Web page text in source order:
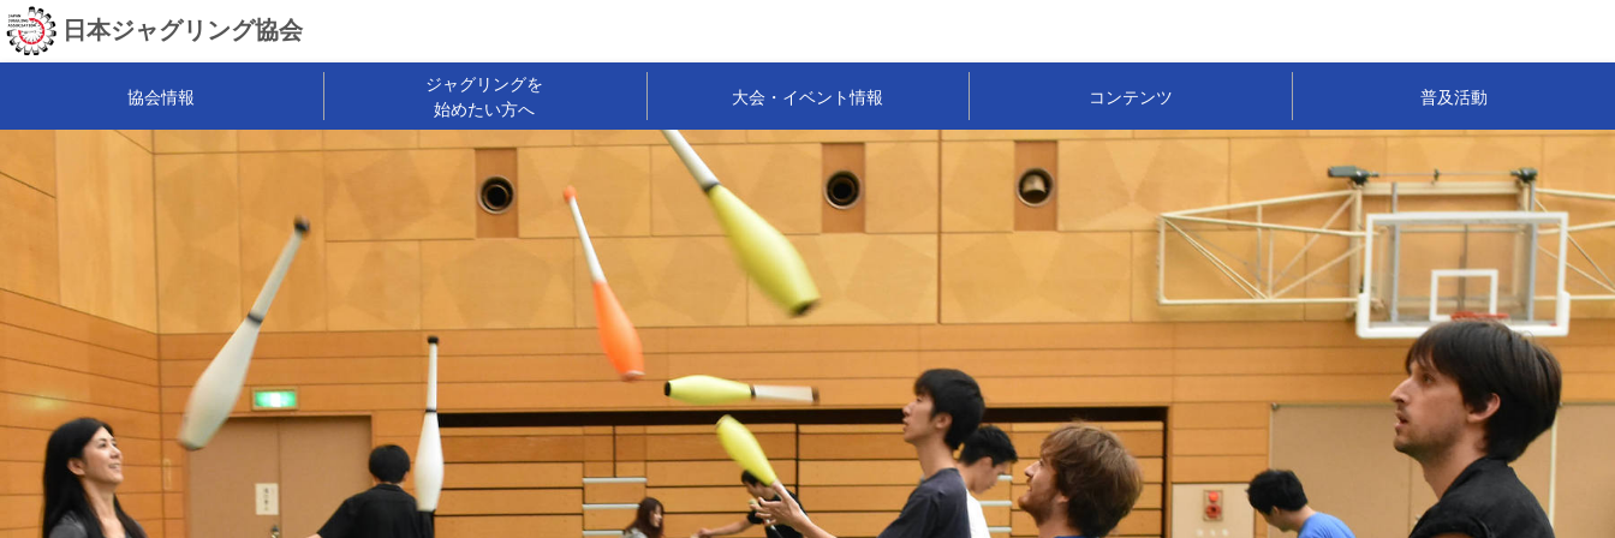
日本ジャグリング協会
協会情報
ジャグリングを
始めたい方へ
大会・イベント情報 コンテンツ 普及活動